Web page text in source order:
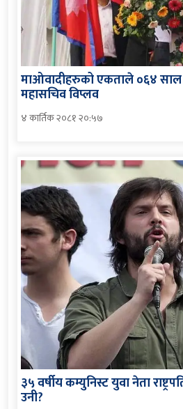
माओवादीहरुको एकताले ०६४ साल
महासचिव विप्लव
४ कार्तिक २०८१ २०:५७
३५ वर्षीय कम्युनिस्ट युवा नेता
उनी?